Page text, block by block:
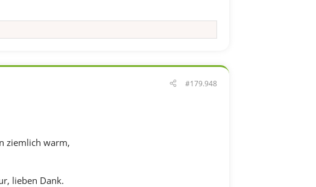
#179.948
ziemlich warm,
lieben Dank.